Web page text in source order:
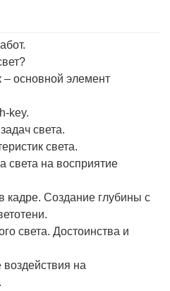
– основной элемент
key.
света.
света.
света на восприятие
кадре. Создание глубины с
света. Достоинства и
на